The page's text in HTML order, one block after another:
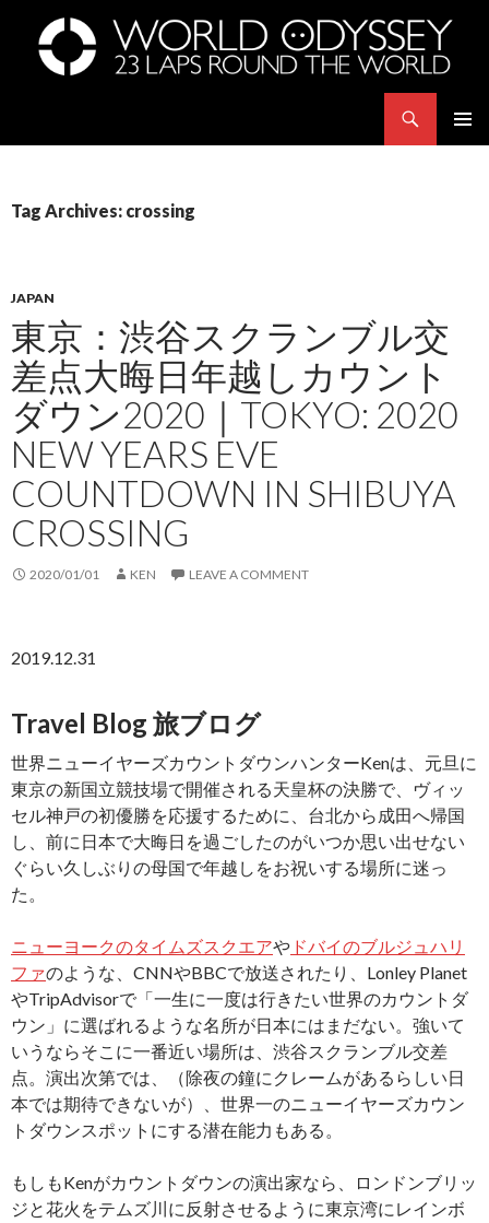
世界23周の旅｜WORLD ODYSSEY: 23 Laps Rond The World
Tag Archives: crossing
JAPAN
東京：渋谷スクランブル交
差点大晦日年越しカウント
ダウン2020｜TOKYO: 2020
NEW YEARS EVE
COUNTDOWN IN SHIBUYA
CROSSING
2020/01/01 KEN LEAVE A COMMENT
2019.12.31
Travel Blog 旅ブログ
世界ニューイヤーズカウントダウンハンターKenは、元旦に
東京の新国立競技場で開催される天皇杯の決勝で、ヴィッ
セル神戸の初優勝を応援するために、台北から成田へ帰国
し、前に日本で大晦日を過ごしたのがいつか思い出せない
ぐらい久しぶりの母国で年越しをお祝いする場所に迷っ
た。
ニューヨークのタイムズスクエアや ドバイのブルジュハリ
ファのような、CNNやBBCで放送されたり、Lonley Planet
やTripAdvisorで「一生に一度は行きたい世界のカウントダ
ウン」に選ばれるような名所が日本にはまだない。強いて
いうならそこに一番近い場所は、渋谷スクランブル交差
点。演出次第では、（除夜の鐘にクレームがあるらしい日
本では期待できないが）、世界一のニューイヤーズカウン
トダウンスポットにする潜在能力もある。
もしもKenがカウントダウンの演出家なら、ロンドンブリッ
ジと花火をテムズ川に反射させるように東京湾にレインボ